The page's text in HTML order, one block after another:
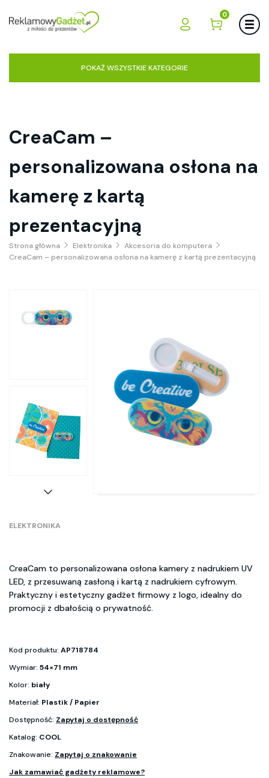
0
POKAŻ WSZYSTKIE KATEGORIE
CreaCam –
personalizowana osłona na
kamerę z kartą
prezentacyjną
Strona główna Elektronika
Akcesoria do komputera
CreaCam – personalizowana osłona na kamerę z kartą prezentacyjną
ELEKTRONIKA
CreaCam to personalizowana osłona kamery z nadrukiem UV
LED, z przesuwaną zasłoną i kartą z nadrukiem cyfrowym.
Praktyczny i estetyczny gadżet firmowy z logo, idealny do
promocji z dbałością o prywatność.
Kod produktu: AP718784
Wymiar: 54×71 mm
Kolor: biały
Materiał: Plastik / Papier
Dostępność: Zapytaj o dostępność
Katalog: COOL
Znakowanie: Zapytaj o znakowanie
Jak zamawiać gadżety reklamowe?